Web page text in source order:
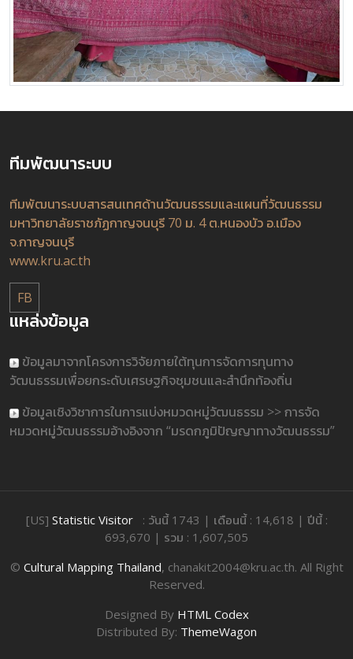
ทีมพัฒนาระบบ
ทีมพัฒนาระบบสารสนเทศด้านวัฒนธรรมและแผนที่วัฒนธรรม
มหาวิทยาลัยราชภัฏกาญจนบุรี 70 ม. 4 ต.หนองบัว อ.เมือง
จ.กาญจนบุรี
www.kru.ac.th
FB
แหล่งข้อมูล
ข้อมูลมาจากโครงการวิจัยภายใต้ทุนการจัดการทุนทาง
วัฒนธรรมเพื่อยกระดับเศรษฐกิจชุมชนและสำนึกท้องถิ่น
ข้อมูลเชิงวิชาการในการแบ่งหมวดหมู่วัฒนธรรม >> การจัด
หมวดหมู่วัฒนธรรมอ้างอิงจาก “มรดกภูมิปัญญาทางวัฒนธรรม”
[US] Statistic Visitor: วันนี้ 1743 | เดือนนี้ : 14,618 | ปีนี้ :
693,670 | รวม : 1,607,505
© Cultural Mapping Thailand, chanakit2004@kru.ac.th. All Right
Reserved.
Designed By HTML Codex
Distributed By: ThemeWagon